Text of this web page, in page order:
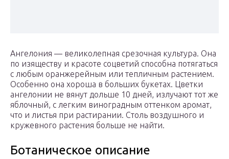
Ангелония — великолепная срезочная культура. Она
по изяществу и красоте соцветий способна потягаться
с любым оранжерейным или тепличным растением.
Особенно она хороша в больших букетах. Цветки
ангелонии не вянут дольше 10 дней, излучают тот же
яблочный, с легким виноградным оттенком аромат,
что и листья при растирании. Столь воздушного и
кружевного растения больше не найти.
Ботаническое описание